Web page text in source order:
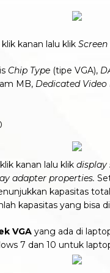
klik kanan lalu klik
Chip Type (tipe VGA),
MB, Dedicated
klik kanan lalu klik display
adapter properties.
kapasitas
kapasitas yang bisa
VGA yang ada di
7 dan 10 untuk